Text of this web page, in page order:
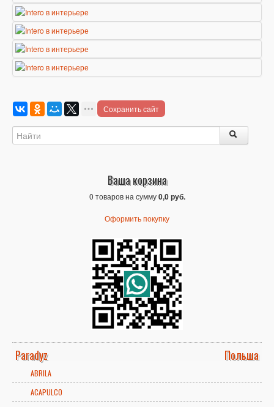
Сохранить сайт
Ваша корзина
0 товаров на сумму0,0 руб.
Оформить покупку
Paradyz Польша
ABRILA
ACAPULCO